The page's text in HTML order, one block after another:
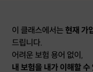
이 클래스에서는현재 가
드립니다.
어려운 보험 용어 없이,
내 보험을 내가 이해할 수